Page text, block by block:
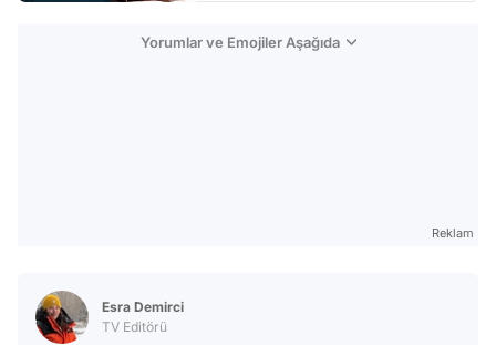
Yorumlar ve Emojiler Aşağıda
Reklam
Esra Demirci
TV Editörü